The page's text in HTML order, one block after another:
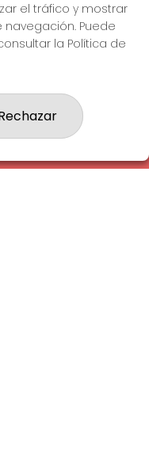
DEL VALLES -
el tráfico y mostrar
Puede
la Política de